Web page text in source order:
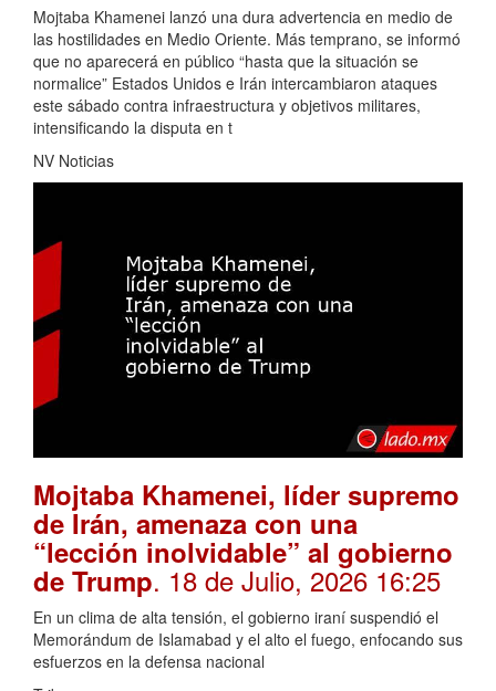
Mojtaba Khamenei lanzó una dura advertencia en medio de
las hostilidades en Medio Oriente. Más temprano, se informó
que no aparecerá en público “hasta que la situación se
normalice” Estados Unidos e Irán intercambiaron ataques
este sábado contra infraestructura y objetivos militares,
intensificando la disputa en t
NV Noticias
Mojtaba Khamenei, líder supremo
de Irán, amenaza con una
“lección inolvidable” al gobierno
de Trump. 18 de Julio, 2026 16:25
En un clima de alta tensión, el gobierno iraní suspendió el
Memorándum de Islamabad y el alto el fuego, enfocando sus
esfuerzos en la defensa nacional